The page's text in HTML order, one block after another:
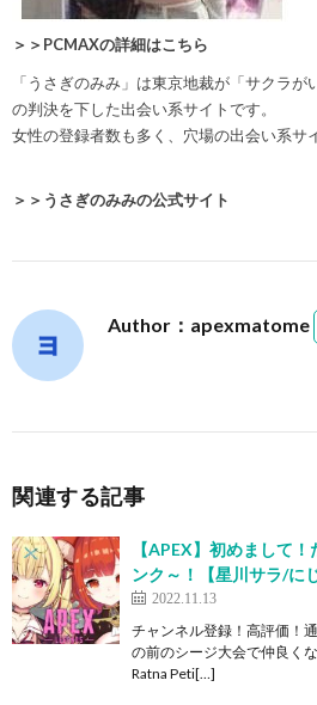
＞＞PCMAXの詳細はこちら
「うさぎのみみ」は東京地裁が「サクラ
の判決を下した出会い系サイトです。
女性の登録者数も多く、 穴場の出会い系サ
＞＞うさぎのみみの公式サイト
Author：apexmatome
関連する記事
【APEX】初めまして
ンク～！【星川サラ/に
2022.11.13
チャンネル登録！高評価！
の前のシージ大会で仲良く
Ratna Peti[…]